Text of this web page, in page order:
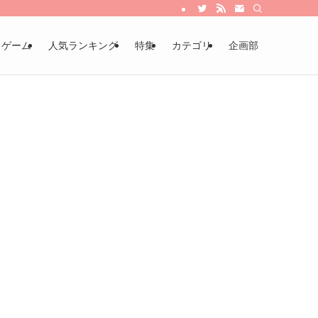
ーム 人気ランキング 特集 カテゴリ 企画部